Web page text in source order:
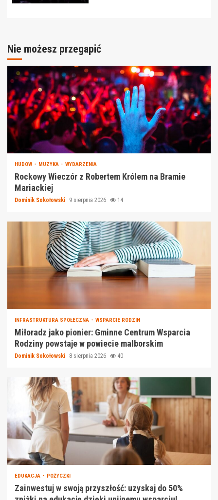
Nie możesz przegapić
HUDOW MUZYKA WYDARZENIA
Rockowy Wieczór z Robertem Królem na Bramie
Mariackiej
Dominik Sokołowski 9 sierpnia 2026 14
INFRASTRUKTURA SPOŁECZNA WSPARCIE RODZIN
Miłoradz jako pionier: Gminne Centrum Wsparcia
Rodziny powstaje w powiecie malborskim
Dominik Sokołowski 8 sierpnia 2026 40
EDUKACJA POŻYCZKI
Zainwestuj w swoją przyszłość: uzyskaj do 50%